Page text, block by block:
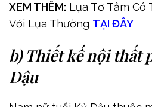
XEM THÊM: Lụa Tơ Tằm Có
Với Lụa Thường TẠI ĐÂY
b) Thiết kế nội thất
Dậu